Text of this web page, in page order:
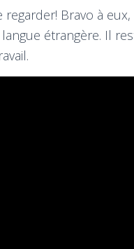
regarder! Bravo à
étrangère. Il